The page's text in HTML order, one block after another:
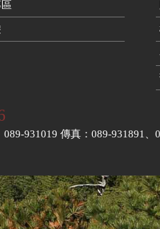
931019 傳真：089-931891、